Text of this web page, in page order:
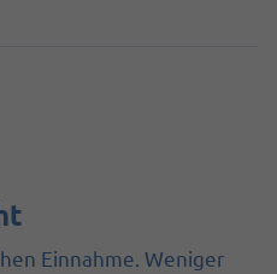
Einnahme. Weniger